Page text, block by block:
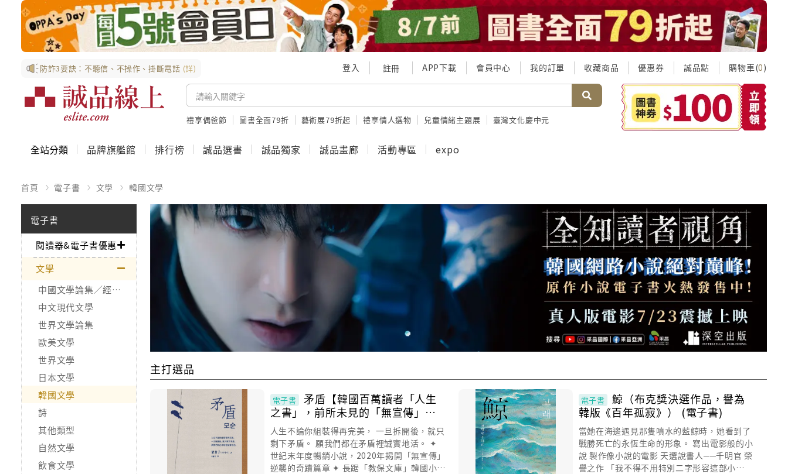
防詐3要訣：不聽信、不操作、掛斷電話 (詳) 登入 註冊 APP下載 會員中心 我的訂單 收藏商品 優惠券 誠品點 購物車(0)
禮享偶爸節 圖書全面79折 藝術展79折起 禮享情人選物 兒童情緒主題展 臺灣文化慶中元
全站分類 品牌旗艦館 排行榜 誠品選書 誠品獨家 誠品畫廊 活動專區 expo
首頁 電子書 文學 韓國文學
電子書
閱讀器&電子書優惠
文學
中國文學論集／經典作品
中文現代文學
世界文學論集
歐美文學
世界文學
日本文學
韓國文學
詩
其他類型
自然文學
飲食文學
主打選品
電子書
矛盾【韓國百萬讀者「人生
之書」，前所未見的「無宣傳」逆
襲霸榜奇蹟】 (電子書)
人生不論你組裝得再完美， 一旦拆開後，就只
剩下矛盾。 願我們都在矛盾裡誠實地活。 ✦
世紀末年度暢銷小說，2020年揭開「無宣傳」
逆襲的奇蹟篇章 ✦ 長踞「教保文庫」韓國小說
電子書
鯨（布克獎決選作品，譽為
韓版《百年孤寂》） (電子書)
當她在海邊遇見那隻噴水的藍鯨時，她看到了
戰勝死亡的永恆生命的形象。 寫出電影般的小
說 製作像小說的電影 天選說書人──千明官 榮
譽之作 「我不得不用特別二字形容這部小